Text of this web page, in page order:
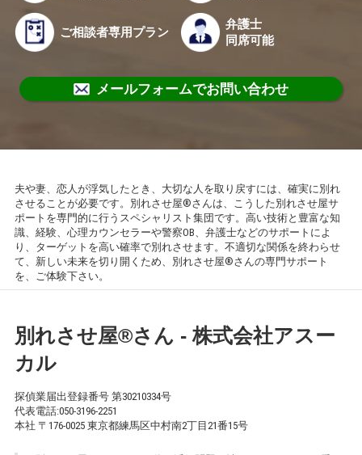
ご相談者専用プラン
弁護士
同席可能
メールフォームでお問い合わせ
夫や妻、恋人が浮気したとき、大切な人を取り戻すには、確実に別れ
させることが必要です。別れさせ屋®さんは、こうした別れさせ屋サ
ポートを専門的に行うスペシャリスト集団です。高い技術と豊富な知
識、経験、心理カウンセラーや警察OB、弁護士などのサポートによ
り、ターゲットを高い確率で別れさせます。不適切な関係を終わらせ
て、新しい未来を切り開くため、別れさせ屋®さんの専門サポート
を、ご体験下さい。
別れさせ屋®さん - 株式会社アスー
カル
探偵業届出登録番号 第30210334号
代表電話:050-3196-2251
本社 〒176-0025 東京都練馬区中村南2丁目21番15号